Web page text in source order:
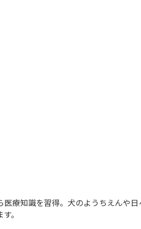
療知識を習得。犬のようちえんや
。